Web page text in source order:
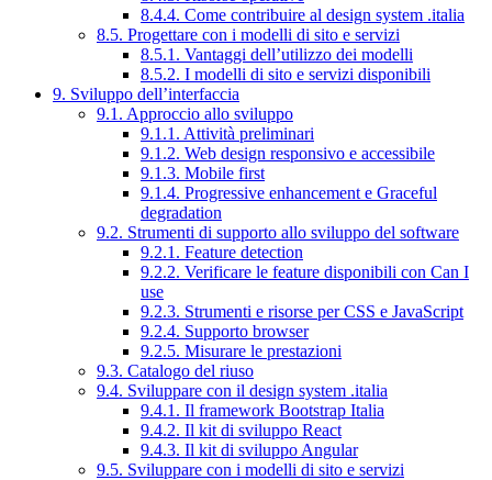
8.4.4. Come contribuire al design system .italia
8.5. Progettare con i modelli di sito e servizi
8.5.1. Vantaggi dell’utilizzo dei modelli
8.5.2. I modelli di sito e servizi disponibili
9. Sviluppo dell’interfaccia
9.1. Approccio allo sviluppo
9.1.1. Attività preliminari
9.1.2. Web design responsivo e accessibile
9.1.3. Mobile first
9.1.4. Progressive enhancement e Graceful
degradation
9.2. Strumenti di supporto allo sviluppo del software
9.2.1. Feature detection
9.2.2. Verificare le feature disponibili con Can I
use
9.2.3. Strumenti e risorse per CSS e JavaScript
9.2.4. Supporto browser
9.2.5. Misurare le prestazioni
9.3. Catalogo del riuso
9.4. Sviluppare con il design system .italia
9.4.1. Il framework Bootstrap Italia
9.4.2. Il kit di sviluppo React
9.4.3. Il kit di sviluppo Angular
9.5. Sviluppare con i modelli di sito e servizi